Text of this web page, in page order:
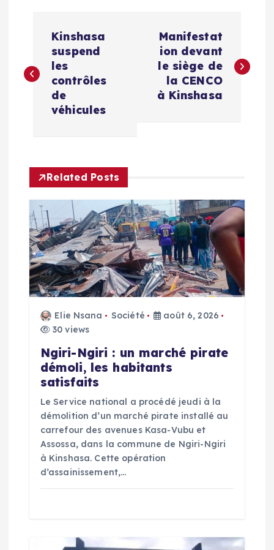
v
a
t
o
n
Kinshasa
suspend
les
contrôles
de
véhicules
Manifestat
ion devant
le siège de
la CENCO
à Kinshasa
Related Posts
Elie Nsana Société
août 6, 2026
30 views
Ngiri-Ngiri : un marché pirate
démoli, les habitants
satisfaits
Le Service national a procédé jeudi à la
démolition d’un marché pirate installé au
carrefour des avenues Kasa-Vubu et
Assossa, dans la commune de Ngiri-Ngiri
à Kinshasa. Cette opération
d’assainissement,…